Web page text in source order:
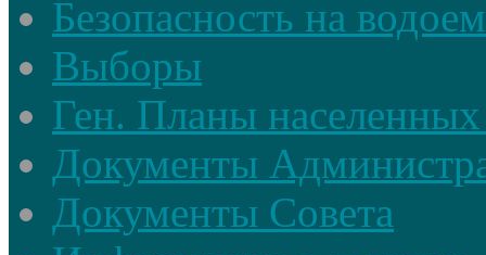
Безопасность на
Выборы
Ген. Планы
Документы
Документы Совета